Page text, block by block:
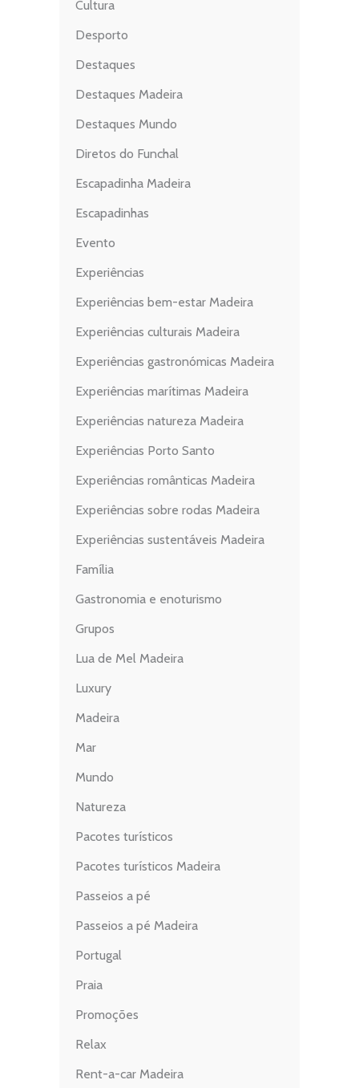
Cultura
Desporto
Destaques
Destaques Madeira
Destaques Mundo
Diretos do Funchal
Escapadinha Madeira
Escapadinhas
Evento
Experiências
Experiências bem-estar Madeira
Experiências culturais Madeira
Experiências gastronómicas Madeira
Experiências marítimas Madeira
Experiências natureza Madeira
Experiências Porto Santo
Experiências românticas Madeira
Experiências sobre rodas Madeira
Experiências sustentáveis Madeira
Família
Gastronomia e enoturismo
Grupos
Lua de Mel Madeira
Luxury
Madeira
Mar
Mundo
Natureza
Pacotes turísticos
Pacotes turísticos Madeira
Passeios a pé
Passeios a pé Madeira
Portugal
Praia
Promoções
Relax
Rent-a-car Madeira